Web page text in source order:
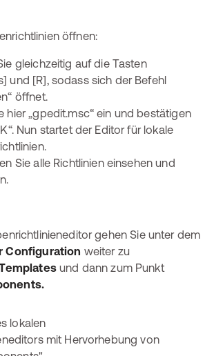
öffnen:
gleichzeitig auf die Tasten
und [R], sodass sich der Befehl
öffnet.
hier „gpedit.msc“ ein und bestätigen
Nun startet der Editor für lokale
Sie alle Richtlinien einsehen und
gehen Sie unter dem
Configuration weiter zu
und dann zum Punkt